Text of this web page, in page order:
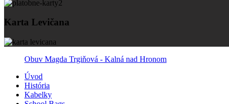
Karta Levičana
Obuv Magda Trgiňová - Kalná nad Hronom
Úvod
História
Kabelky